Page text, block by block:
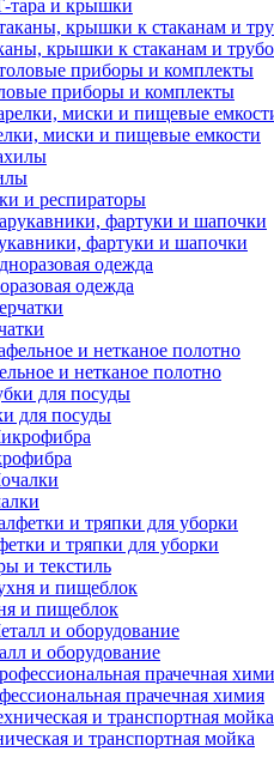
и крышки
крышки к стаканам и
приборы и комплекты
миски и пищевые емкости
и респираторы
фартуки и шапочки
одежда
и нетканое полотно
для посуды
и тряпки для уборки
и текстиль
и пищеблок
и оборудование
прачечная химия
и транспортная мойка